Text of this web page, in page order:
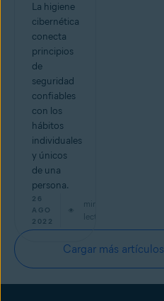
La higiene
cibernética
conecta
principios
de
seguridad
confiables
con los
hábitos
individuales
y únicos
de una
persona.
26
AGO
2022
min de
lectura
Cargar más artículos